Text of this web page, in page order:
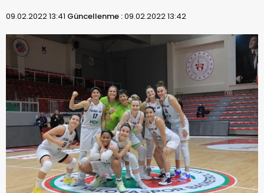
09.02.2022 13:41 Güncellenme :09.02.2022 13:42